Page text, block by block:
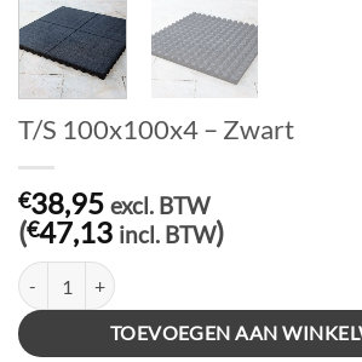
T/S 100x100x4 – Zwart
€38,95 excl. BTW
(€47,13 incl. BTW)
T/S 100x100x4 - Zwart aantal
TOEVOEGEN AAN